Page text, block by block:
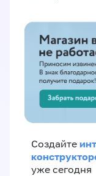
Создайте
уже сегодня